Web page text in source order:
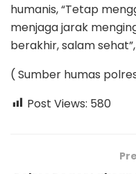
humanis, “Tetap
menjaga jarak
berakhir, salam
( Sumber humas
Post Views: 580